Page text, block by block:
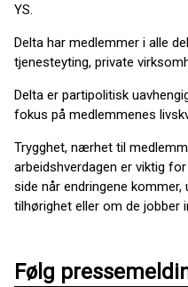
YS.
Delta har medlemmer i alle
tjenesteyting, private
Delta er partipolitisk
fokus på medlemmenes
Trygghet, nærhet til
arbeidshverdagen er viktig
side når endringene
tilhørighet eller om de jobber
Følg